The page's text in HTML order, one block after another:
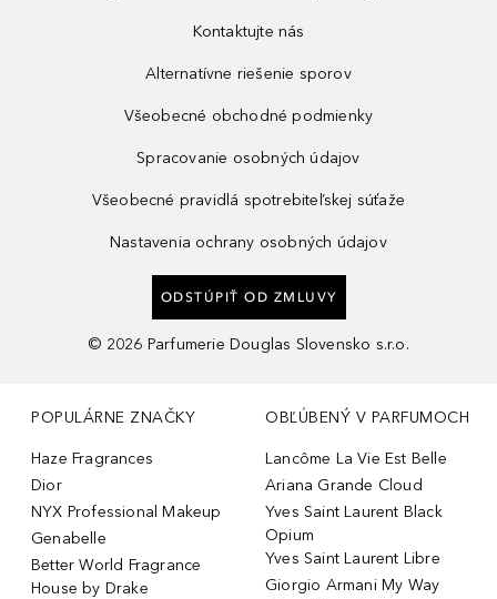
Kontaktujte nás
Alternatívne riešenie sporov
Všeobecné obchodné podmienky
Spracovanie osobných údajov
Všeobecné pravidlá spotrebiteľskej súťaže
Nastavenia ochrany osobných údajov
ODSTÚPIŤ OD ZMLUVY
© 2026 Parfumerie Douglas Slovensko s.r.o.
POPULÁRNE ZNAČKY
Haze Fragrances
Dior
NYX Professional Makeup
Genabelle
Better World Fragrance
House by Drake
OBĽÚBENÝ V PARFUMOCH
Lancôme La Vie Est Belle
Ariana Grande Cloud
Yves Saint Laurent Black
Opium
Yves Saint Laurent Libre
Giorgio Armani My Way